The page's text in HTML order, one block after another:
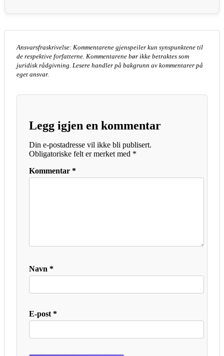
Legg igjen en kommentar
Din e-postadresse vil ikke bli publisert.
Obligatoriske felt er merket med *
Kommentar *
Navn *
E-post *
Ansvarsfraskrivelse: Kommentarene gjenspeiler kun synspunktene til
de respektive forfatterne. Kommentarene bør ikke betraktes som
juridisk rådgivning. Lesere handler på bakgrunn av kommentarer på
eget ansvar.